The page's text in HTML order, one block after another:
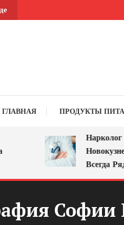
ГЛАВНАЯ ПРОДУКТЫ
Нарколог на
Всегда Рядом
Софии